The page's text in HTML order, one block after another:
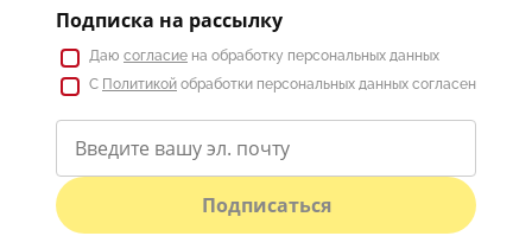
Подписка на рассылку
Даю согласие на обработку персональных данных
С Политикой обработки персональных данных согласен
Подписаться